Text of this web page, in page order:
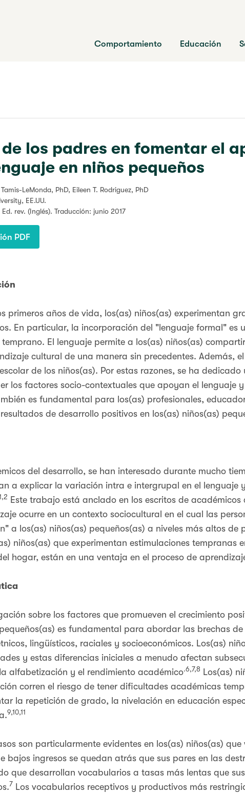
de la Primera Infancia
Comportamiento Educación
de los padres en fomentar el
en niños pequeños
LeMonda, PhD, Eileen T. Rodriguez, PhD
EE.UU.
Ed. rev. (Inglés). Traducción: junio 2017
PDF
primeros años de vida, los(as) niños(as) experimentan
En particular, la incorporación del "lenguaje formal" es
El lenguaje permite a los(as) niños(as)
cultural de una manera sin precedentes. Además,
de los niños(as). Por estas razones, se ha
los factores socio-contextuales que apoyan el lenguaje
es fundamental para los(as) profesionales,
de desarrollo positivos en los(as) niños(as)
del desarrollo, se han interesado durante mucho
a explicar la variación intra e intergrupal en el lenguaje
Este trabajo está anclado en los escritos de académicos
ocurre en un contexto sociocultural en el cual las
a los(as) niños(as) pequeños(as) a niveles más altos de
niños(as) que experimentan estimulaciones tempranas
hogar, están en una ventaja en el proceso de
sobre los factores que promueven el crecimiento
es fundamental para abordar las brechas
lingüísticos, raciales y socioeconómicos. Los(as)
y estas diferencias iniciales a menudo afectan
alfabetización y el rendimiento académico.6,7,8 Los(as)
corren el riesgo de tener dificultades académicas
la repetición de grado, la nivelación en educación
9,10,11
son particularmente evidentes en los(as) niños(as)
bajos ingresos se quedan atrás que sus pares en las
que desarrollan vocabularios a tasas más lentas que
7 Los vocabularios receptivos y productivos más